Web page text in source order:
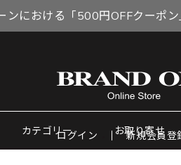
ンにおける「500円OFFクーポ
カテゴリー お取り寄せ
ログイン 新規会員登